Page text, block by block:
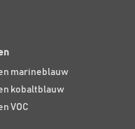
marineblauw
kobaltblauw
VOC